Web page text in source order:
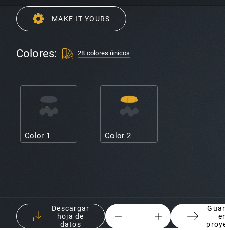
MAKE IT YOURS
Colores: 28 colores únicos
Color 1 Color 2
Descargar
hoja de
datos
{